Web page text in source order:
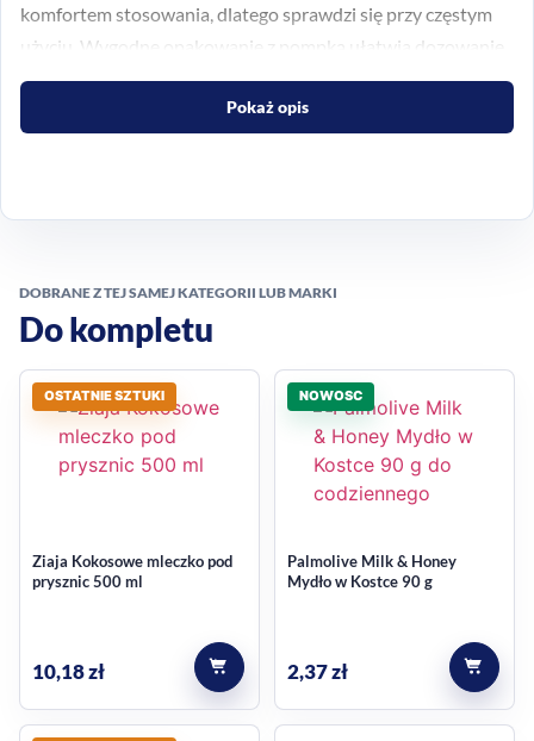
komfortem stosowania, dlatego sprawdzi się przy częstym
użyciu. Wygodne opakowanie z pompką ułatwia dozowanie,
a łagodna formuła wspiera utrzymanie higieny bez zbędnego
praktycznym wydaniu
płynie do łazienki lub kuchni. Palmolive Hygiene-Plus Family
pomaga w codziennym myciu rąk i jest wygodne w
użytkowaniu na co dzień. Jeśli zależy Ci na rozwiązaniu do
regularnego stosowania dla domowników, ten wariant
dobrze wpisuje się w rutynę higieniczną.
Łagodna formuła do częstego
Formuła Palmolive Soft & Clean została przygotowana tak,
dłoni. Mydło pozostawia ręce miękkie, gładkie i przyjemne w
dotyku, co ma znaczenie zwłaszcza wtedy, gdy sięgasz po
produkt wiele razy dziennie.
Pokaż opis
DOBRANE Z TEJ SAMEJ KATEGORII LUB MARKI
Do kompletu
OSTATNIE SZTUKI
Ziaja Kokosowe mleczko pod
prysznic 500 ml
10,18zł
NOWOSC
Palmolive Milk & Honey
Mydło w Kostce 90 g
2,37zł